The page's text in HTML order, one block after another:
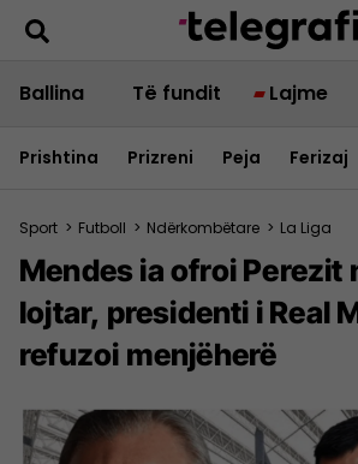
Ballina Të fundit Lajme
Prishtina Prizreni Peja Ferizaj
Sport > Futboll > Ndërkombëtare > La Liga
Mendes ia ofroi Perezit
lojtar, presidenti i Real
refuzoi menjëherë